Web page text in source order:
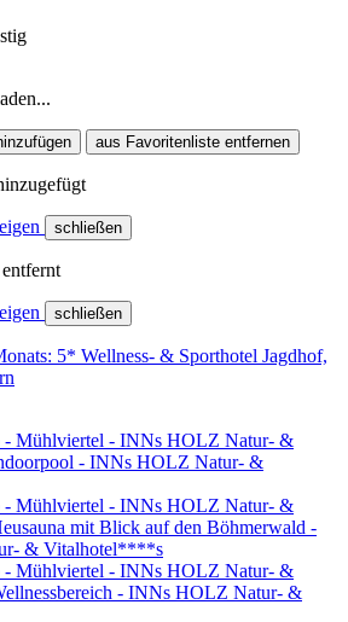
aus Favoritenliste entfernen
schließen
schließen